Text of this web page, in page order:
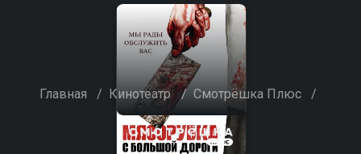
Главная / Кинотеатр / Смотрёшка Плюс /